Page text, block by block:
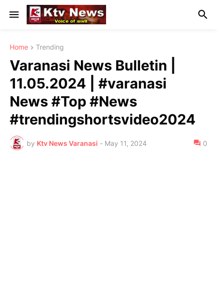
Home Trending
Varanasi News Bulletin |
11.05.2024 | #varanasi
News #Top #News
#trendingshortsvideo2024
by Ktv News Varanasi - May 11, 2024 0